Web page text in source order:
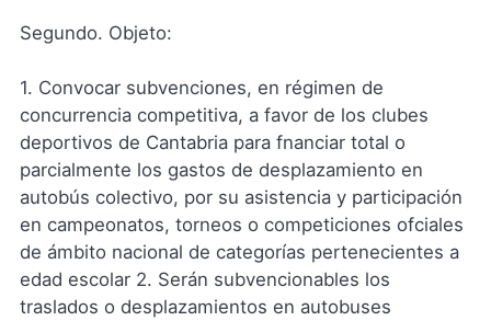
Segundo. Objeto:
1. Convocar subvenciones, en régimen de
concurrencia competitiva, a favor de los clubes
deportivos de Cantabria para fnanciar total o
parcialmente los gastos de desplazamiento en
autobús colectivo, por su asistencia y participación
en campeonatos, torneos o competiciones ofciales
de ámbito nacional de categorías pertenecientes a
edad escolar 2. Serán subvencionables los
traslados o desplazamientos en autobuses